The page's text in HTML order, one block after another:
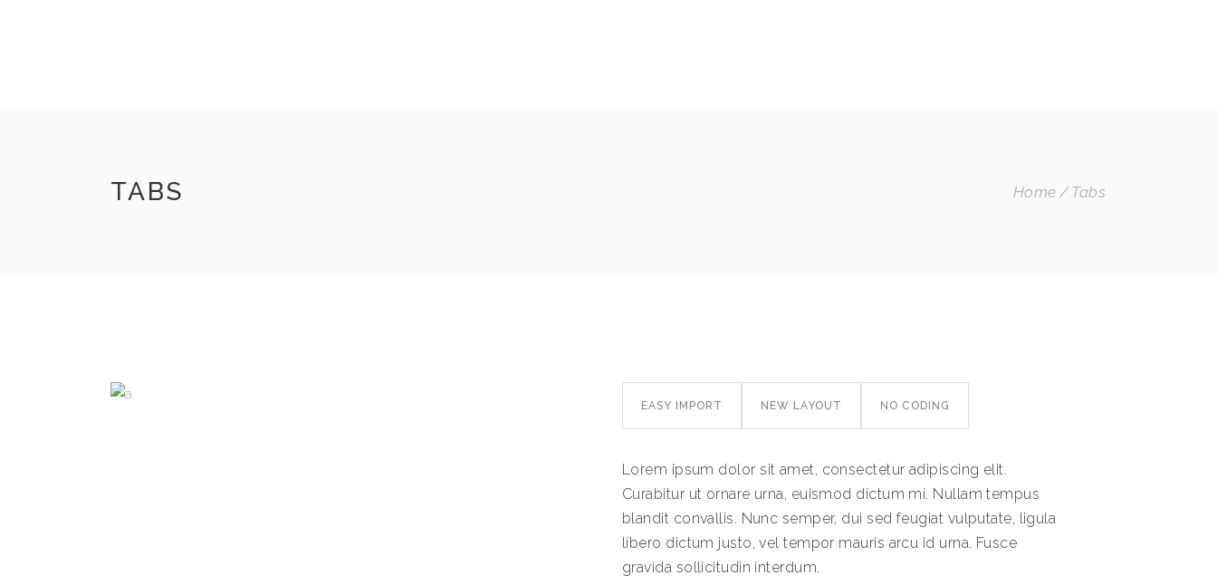
TABS Home Tabs
EASY IMPORT NEW LAYOUT NO CODING
Lorem ipsum dolor sit amet, consectetur adipiscing elit.
Curabitur ut ornare urna, euismod dictum mi. Nullam tempus
blandit convallis. Nunc semper, dui sed feugiat vulputate, ligula
libero dictum justo, vel tempor mauris arcu id urna. Fusce
gravida sollicitudin interdum.